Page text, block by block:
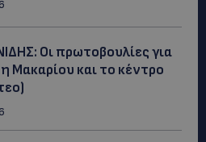
Οι πρωτοβουλίες για
Μακαρίου και το κέντρο